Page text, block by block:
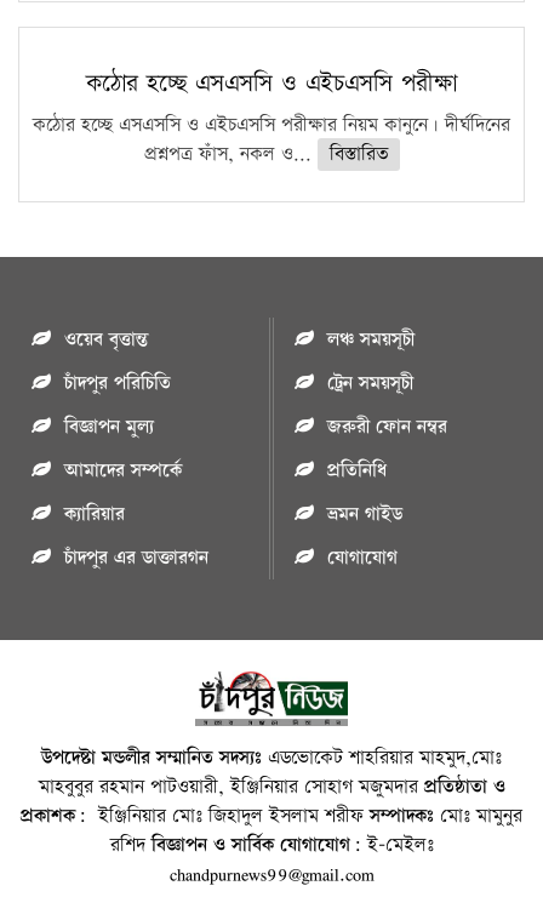
কঠোর হচ্ছে এসএসসি ও এইচএসসি পরীক্ষা
কঠোর হচ্ছে এসএসসি ও এইচএসসি পরীক্ষার নিয়ম কানুনে। দীর্ঘদিনের
প্রশ্নপত্র ফাঁস, নকল ও...
বিস্তারিত
ওয়েব বৃত্তান্ত
চাঁদপুর পরিচিতি
বিজ্ঞাপন মুল্য
আমাদের সম্পর্কে
ক্যারিয়ার
চাঁদপুর এর ডাক্তারগন
লঞ্চ সময়সূচী
ট্রেন সময়সূচী
জরুরী ফোন নম্বর
প্রতিনিধি
ভ্রমন গাইড
যোগাযোগ
উপদেষ্টা মন্ডলীর সম্মানিত সদস্যঃ এডভোকেট শাহরিয়ার মাহমুদ,মোঃ
মাহবুবুর রহমান পাটওয়ারী, ইঞ্জিনিয়ার সোহাগ মজুমদারপ্রতিষ্ঠাতা ও
প্রকাশক: ইঞ্জিনিয়ার মোঃ জিহাদুল ইসলাম শরীফসম্পাদকঃ মোঃ মামুনুর
রশিদবিজ্ঞাপন ও সার্বিক যোগাযোগ: ই-মেইলঃ
chandpurnews99@gmail.com